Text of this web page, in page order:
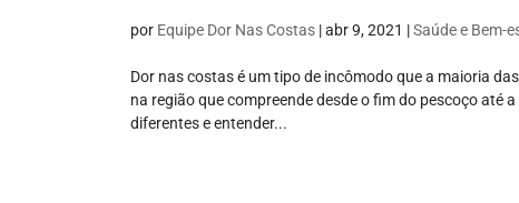
por Equipe Dor Nas Costas |abr 9, 2021 |Saúde e Bem-
Dor nas costas é um tipo de incômodo que a maioria
na região que compreende desde o fim do pescoço até
diferentes e entender...